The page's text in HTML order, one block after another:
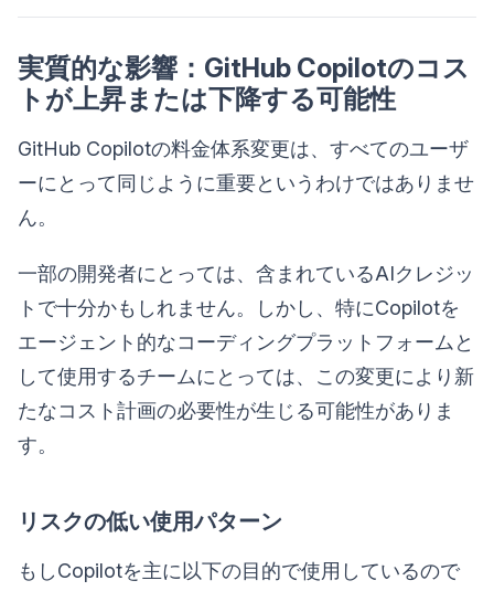
実質的な影響：GitHub Copilotのコス
トが上昇または下降する可能性
GitHub Copilotの料金体系変更は、すべてのユーザ
ーにとって同じように重要というわけではありませ
ん。
一部の開発者にとっては、含まれているAIクレジッ
トで十分かもしれません。しかし、特にCopilotを
エージェント的なコーディングプラットフォームと
して使用するチームにとっては、この変更により新
たなコスト計画の必要性が生じる可能性がありま
す。
リスクの低い使用パターン
もしCopilotを主に以下の目的で使用しているので